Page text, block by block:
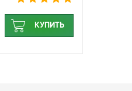
КУПИТЬ